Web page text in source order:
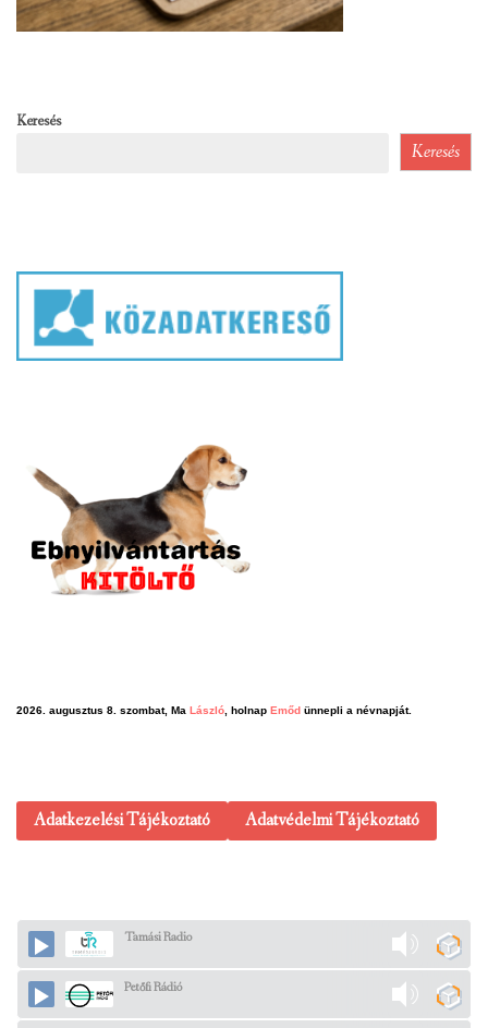
Keresés
Keresés
2026. augusztus 8. szombat, Ma László, holnap Emőd ünnepli a névnapját.
Adatkezelési Tájékoztató Adatvédelmi Tájékoztató
Tamási Radio
Petőfi Rádió